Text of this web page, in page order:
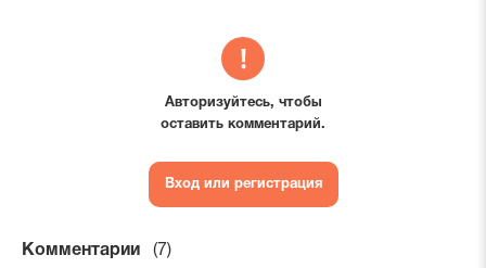
Авторизуйтесь, чтобы
оставить комментарий.
Вход или регистрация
Комментарии (7)